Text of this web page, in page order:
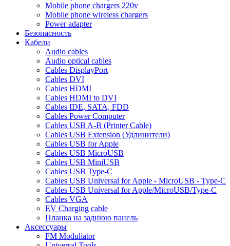
Mobile phone chargers 220v
Mobile phone wireless chargers
Power adapter
Безопасность
Кабели
Audio cables
Audio optical cables
Cables DisplayPort
Cables DVI
Cables HDMI
Cables HDMI to DVI
Cables IDE, SATA, FDD
Cables Power Computer
Cables USB A-B (Printer Cable)
Cables USB Extension (Удлинители)
Cables USB for Apple
Cables USB MicroUSB
Cables USB MiniUSB
Cables USB Type-C
Cables USB Universal for Apple - MicroUSB - Type-C
Cables USB Universal for Apple/MicroUSB/Type-C
Cables VGA
EV Charging cable
Планка на заднюю панель
Аксессуары
FM Moduliator